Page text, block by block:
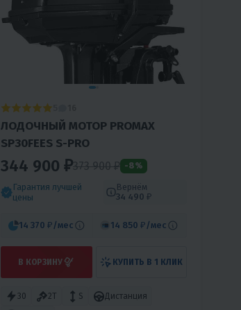
ЛОДОЧНЫЙ МОТОР PROMAX
SP30FEES S-PRO
344 900 ₽373 900 ₽ -8%
Гарантия лучшей
цены
Вернём
34 490 ₽
14 370 ₽ /мес 14 850 ₽ /мес
В КОРЗИНУ КУПИТЬ В 1 КЛИК
30 2T S
Дистанция